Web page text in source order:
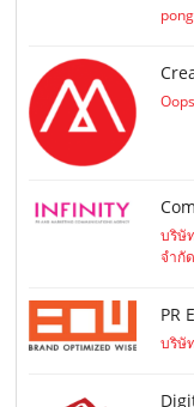
บริษั
จำกั
PR
บริษั